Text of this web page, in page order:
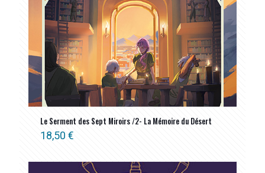
Le Serment des Sept Miroirs /2- La Mémoire du Désert
18,50 €